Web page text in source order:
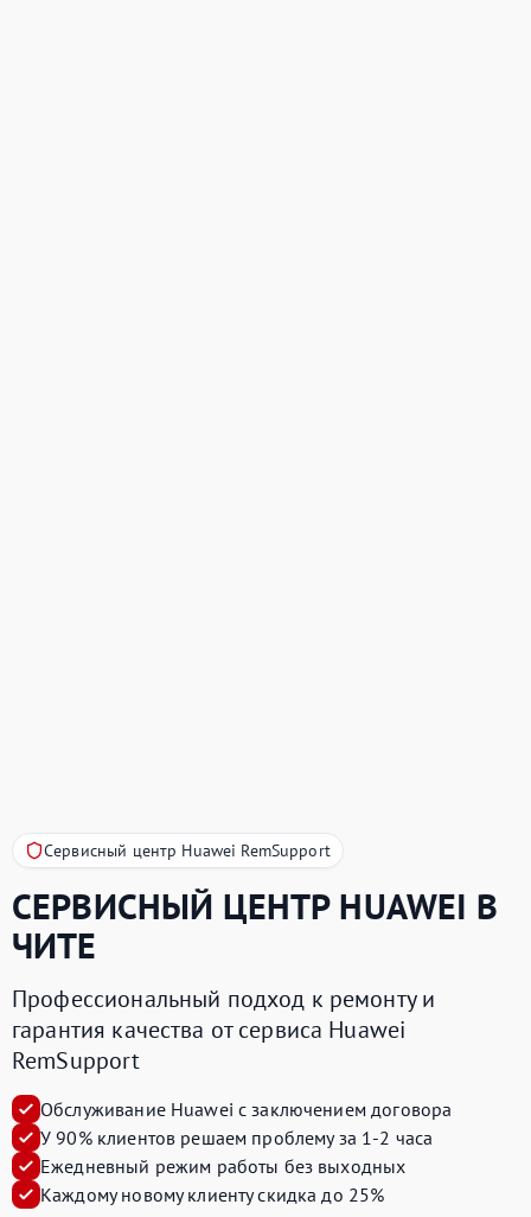
Сервисный центр Huawei RemSupport
СЕРВИСНЫЙ ЦЕНТР HUAWEI В
ЧИТЕ
Профессиональный подход к ремонту и
гарантия качества от сервиса Huawei
RemSupport
Обслуживание Huawei с заключением договора
У 90% клиентов решаем проблему за 1-2 часа
Ежедневный режим работы без выходных
Каждому новому клиенту скидка до 25%